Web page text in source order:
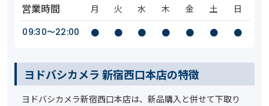
営業時間 月 火 水 木 金 土
日
09:30〜22:00
● ● ● ● ● ● ●
ヨドバシカメラ 新宿西口本店の特徴
ヨドバシカメラ新宿西口本店は、新品購入と併せて下取り